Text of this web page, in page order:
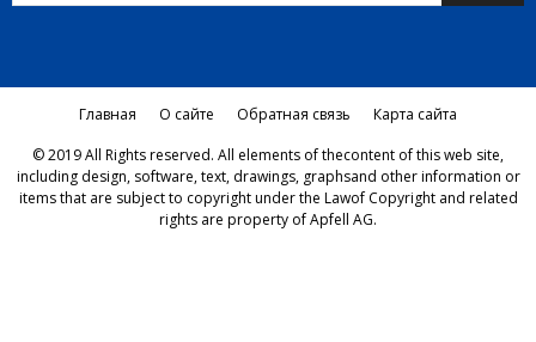
Главная О сайте Обратная связь
Карта сайта
© 2019 All Rights reserved. All elements of thecontent of this web site,
including design, software, text, drawings, graphsand other information or
items that are subject to copyright under the Lawof Copyright and related
rights are property of Apfell AG.